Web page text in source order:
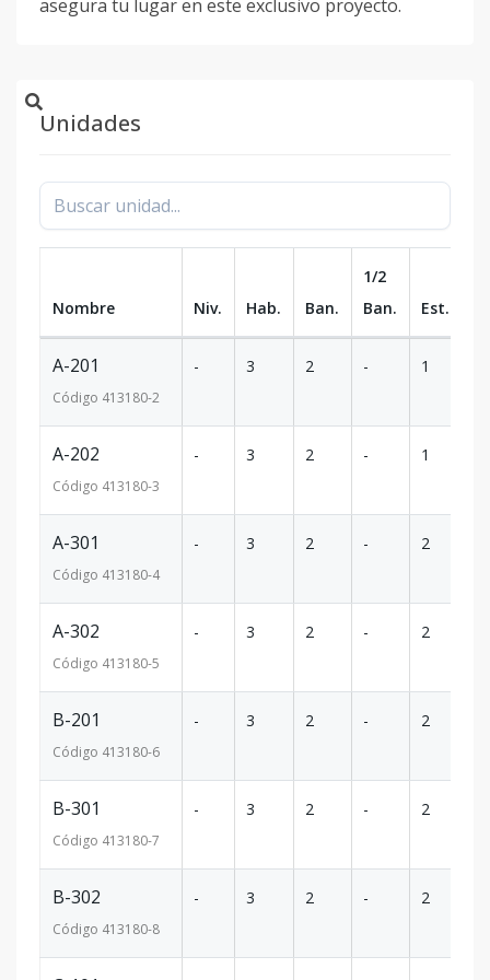
asegura tu lugar en este exclusivo proyecto.
Unidades
Nombre Niv. Hab. Ban.
1/2
Ban.
Est.
A-201
Código 413180-2
- 3 2 - 1
A-202
Código 413180-3
- 3 2 - 1
A-301
Código 413180-4
- 3 2 - 2
A-302
Código 413180-5
- 3 2 - 2
B-201
Código 413180-6
- 3 2 - 2
B-301
Código 413180-7
- 3 2 - 2
B-302
Código 413180-8
- 3 2 - 2